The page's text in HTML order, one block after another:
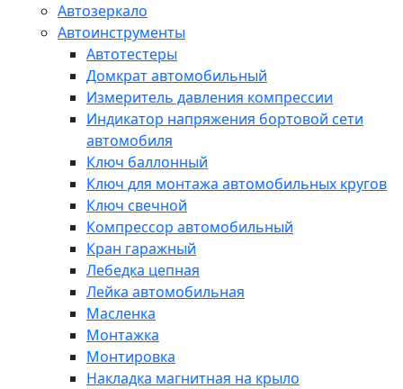
Автозеркало
Автоинструменты
Автотестеры
Домкрат автомобильный
Измеритель давления компрессии
Индикатор напряжения бортовой сети
автомобиля
Ключ баллонный
Ключ для монтажа автомобильных кругов
Ключ свечной
Компрессор автомобильный
Кран гаражный
Лебедка цепная
Лейка автомобильная
Масленка
Монтажка
Монтировка
Накладка магнитная на крыло